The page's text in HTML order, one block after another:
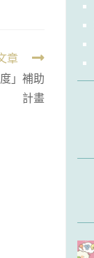
章
」補助
計畫